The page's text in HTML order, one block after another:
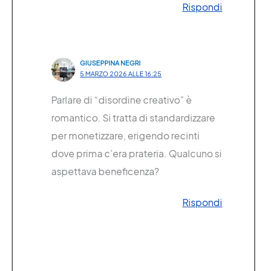
Rispondi
GIUSEPPINA NEGRI
5 MARZO 2026 ALLE 16:25
Parlare di “disordine creativo” è
romantico. Si tratta di standardizzare
per monetizzare, erigendo recinti
dove prima c’era prateria. Qualcuno si
aspettava beneficenza?
Rispondi